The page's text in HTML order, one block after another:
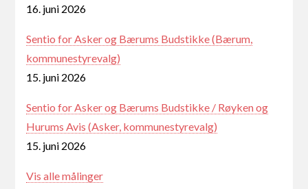
16. juni 2026
Sentio for Asker og Bærums Budstikke (Bærum,
kommunestyrevalg)
15. juni 2026
Sentio for Asker og Bærums Budstikke / Røyken og
Hurums Avis (Asker, kommunestyrevalg)
15. juni 2026
Vis alle målinger